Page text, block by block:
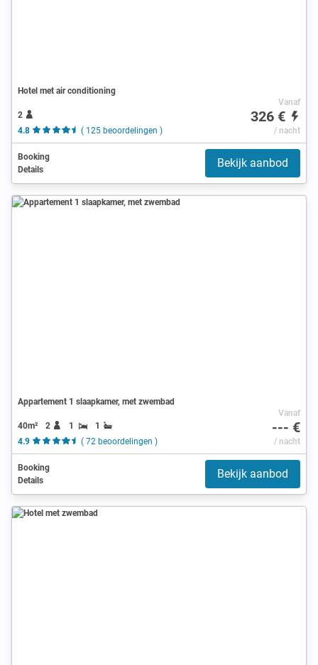
Hotel met air conditioning
2
4.8
( 125 beoordelingen )
Vanaf
326 €
/ nacht
Booking
Details
Bekijk aanbod
Appartement 1 slaapkamer, met zwembad
40m² 2 1
1
4.9
( 72 beoordelingen )
Vanaf
--- €
/ nacht
Booking
Details
Bekijk aanbod